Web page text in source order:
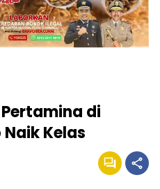
di
Kelas